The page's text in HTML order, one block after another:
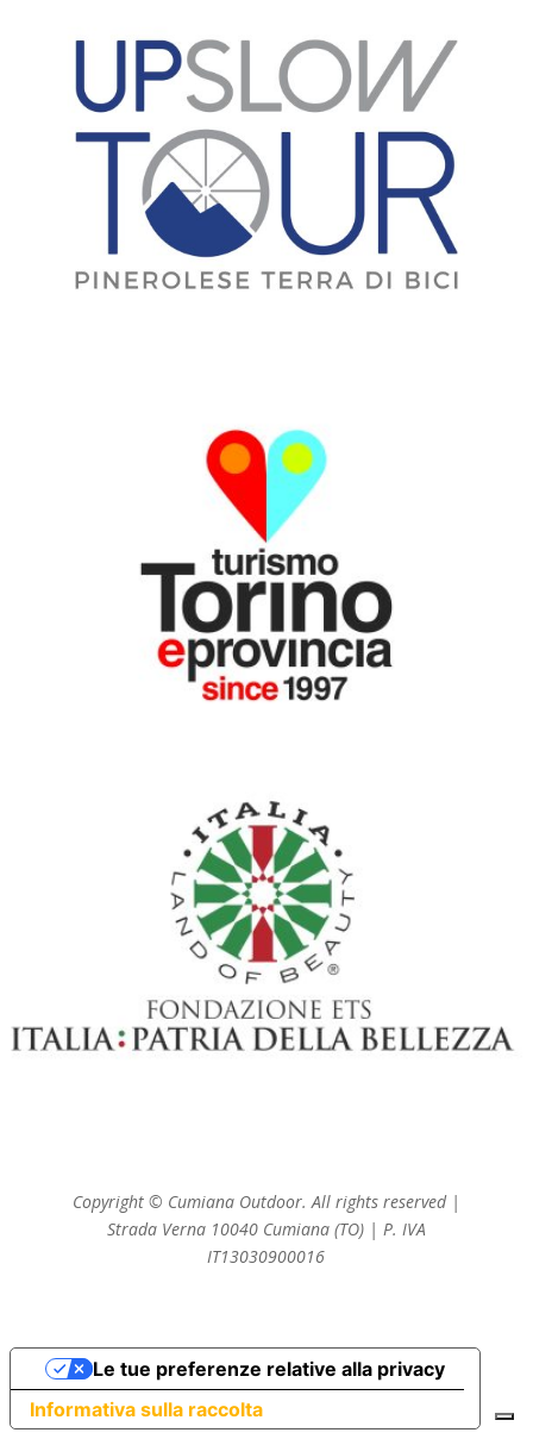
Copyright © Cumiana Outdoor. All rights reserved |
Strada Verna 10040 Cumiana (TO) | P. IVA
IT13030900016
Informativa sulla raccolta
Le tue preferenze relative alla privacy